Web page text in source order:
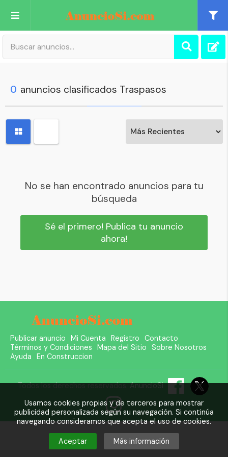
Publica tu Anuncio
Mi cuenta
0 anuncios clasificados Traspasos
No se han encontrado anuncios para tu
búsqueda
Sé el primero! Publica tu anuncio
ahora!
Publicar anuncio Mi Cuenta Registro
Contacto
Términos y Condiciones
Mapa del Sitio
Sobre Nosotros
Ayuda
En Construccion
Todos los derechos reservados.AnuncioSi
Usamos cookies propias y de terceros para mostrar
publicidad personalizada según su navegación. Si continúa
navegando consideramos que acepta el uso de cookies.
Aceptar Más información